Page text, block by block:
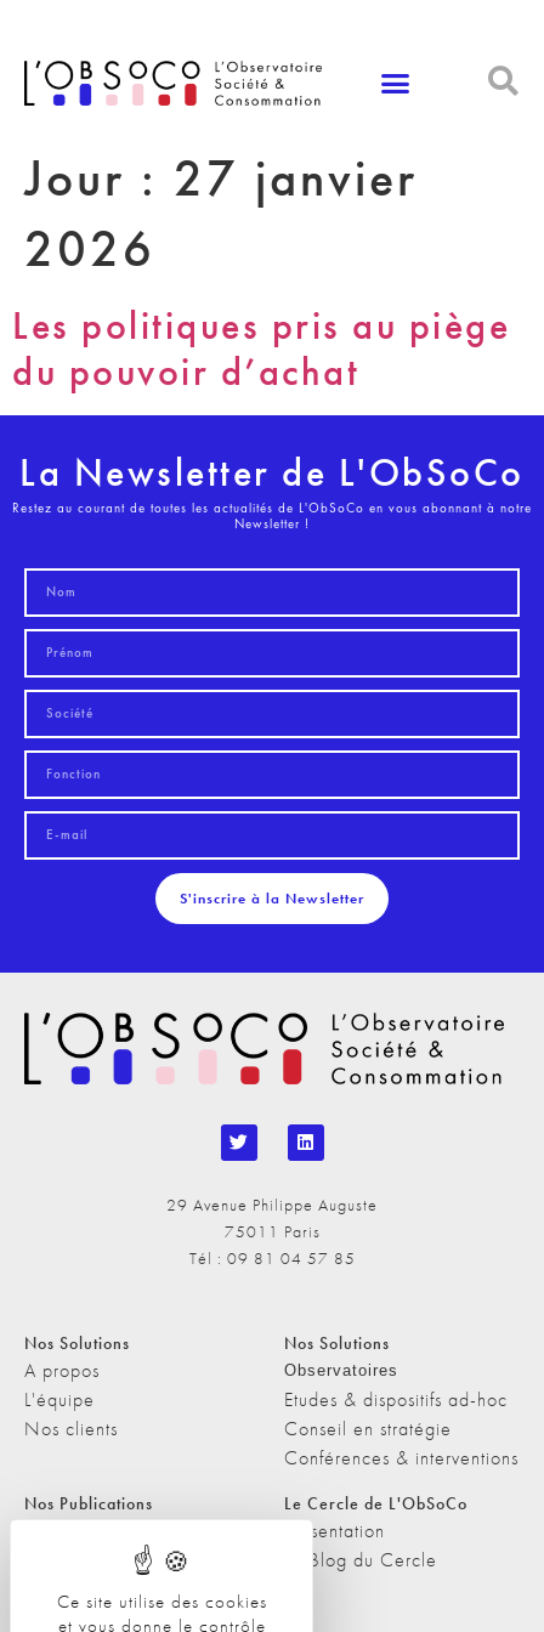
Ce site utilise des cookies
et vous donne le contrôle
Jour : 27 janvier
2026
Les politiques pris au piège
du pouvoir d’achat
La Newsletter de L'ObSoCo
Restez au courant de toutes les actualités de L'ObSoCo en vous abonnant à notre
Newsletter !
S'inscrire à la Newsletter
29 Avenue Philippe Auguste
75011 Paris
Tél : 09 81 04 57 85
Nos Solutions
A propos
L'équipe
Nos clients
Nos Solutions
Observatoires
Etudes & dispositifs ad-hoc
Conseil en stratégie
Conférences & interventions
Nos Publications
Les Podcasts de L'ObSoCo
L'ObSoCo dans les médias
Le Cercle de L'ObSoCo
Présentation
Le Blog du Cercle